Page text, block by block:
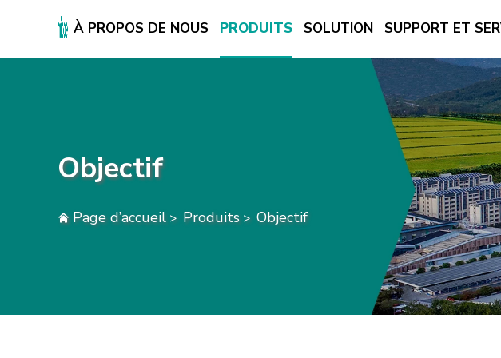
À PROPOS DE NOUS PRODUITS SOLUTION SUPPORT ET
SUPPORT ET SERVICES
CONTACTEZ-NOUS
Objectif
Page d’accueil > Produits> Objectif